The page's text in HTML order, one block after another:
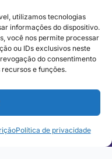
utilizamos tecnologias
informações do dispositivo.
você nos permite processar
ou IDs exclusivos neste
do consentimento
e funções.
Política de privacidade
Irlanda
Polônia
Austrália
S. África
próxima →
Brasileiro